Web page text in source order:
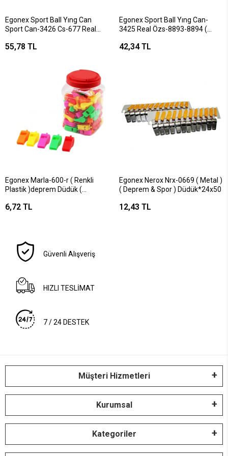
Egonex Sport Ball Yıng Can
Sport Can-3426 Cs-677 Real
Top ( Fırlat-yakala-zıpla )*24x26
55,78 TL
Egonex Sport Ball Yıng Can-
3425 Real Özs-8893-8894 (
Top*24x26
42,34 TL
Egonex Marla-600-r ( Renkli
Plastik )deprem Düdük (
6,72 TL
Egonex Nerox Nrx-0669 ( Metal )
( Deprem & Spor ) Düdük*24x50
12,43 TL
Güvenli Alışveriş
HIZLI TESLİMAT
7 / 24 DESTEK
Müşteri Hizmetleri
Kurumsal
Kategoriler